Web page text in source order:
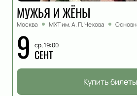
МУЖЬЯ И ЖЁНЫ
Москва МХТ им. А. П. Чехова
9 ср, 19:00
СЕНТ
Купить билеты